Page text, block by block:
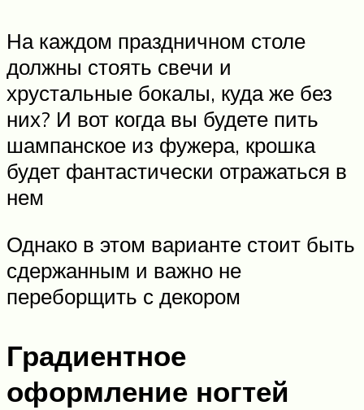
На каждом праздничном столе
должны стоять свечи и
хрустальные бокалы, куда же без
них? И вот когда вы будете пить
шампанское из фужера, крошка
будет фантастически отражаться в
нем
Однако в этом варианте стоит быть
сдержанным и важно не
переборщить с декором
Градиентное
оформление ногтей